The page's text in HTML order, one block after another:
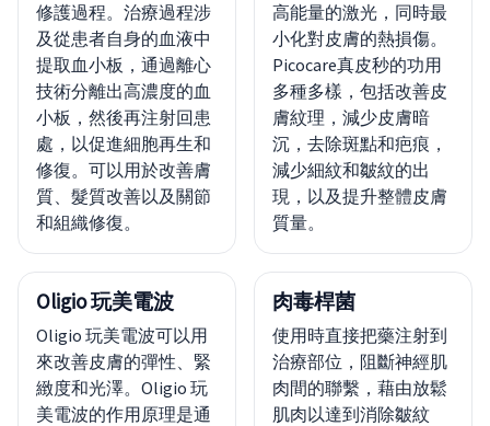
修護過程。治療過程涉
及從患者自身的血液中
提取血小板，通過離心
技術分離出高濃度的血
小板，然後再注射回患
處，以促進細胞再生和
修復。可以用於改善膚
質、髮質改善以及關節
和組織修復。
高能量的激光，同時最
小化對皮膚的熱損傷。
Picocare真皮秒的功用
多種多樣，包括改善皮
膚紋理，減少皮膚暗
沉，去除斑點和疤痕，
減少細紋和皺紋的出
現，以及提升整體皮膚
質量。
Oligio 玩美電波
Oligio 玩美電波可以用
來改善皮膚的彈性、緊
緻度和光澤。Oligio 玩
美電波的作用原理是通
肉毒桿菌
使用時直接把藥注射到
治療部位，阻斷神經肌
肉間的聯繫，藉由放鬆
肌肉以達到消除皺紋